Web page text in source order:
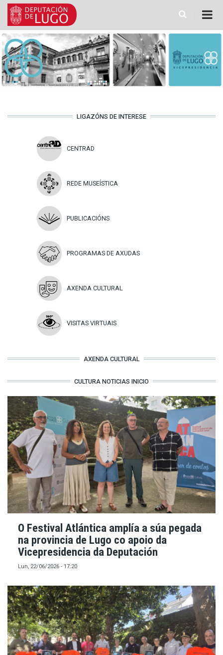
contido
principal
LIGAZÓNS DE INTERESE
CENTRAD
REDE MUSEÍSTICA
PUBLICACIÓNS
PROGRAMAS DE AXUDAS
AXENDA CULTURAL
VISITAS VIRTUAIS
AXENDA CULTURAL
CULTURA NOTICIAS INICIO
O Festival Atlántica amplía a súa pegada
na provincia de Lugo co apoio da
Vicepresidencia da Deputación
Lun, 22/06/2026 - 17:20